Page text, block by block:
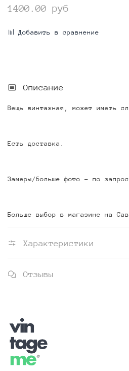
1400.00 руб
Добавить в сравнение
Описание
Вещь винтажная, может иметь
Есть доставка.
Замеры/больше фото - по
Больше выбор в магазине на
Характеристики
Отзывы